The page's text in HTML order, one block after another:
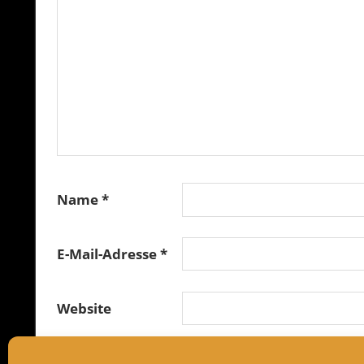
Name*
E-Mail-Adresse*
Website